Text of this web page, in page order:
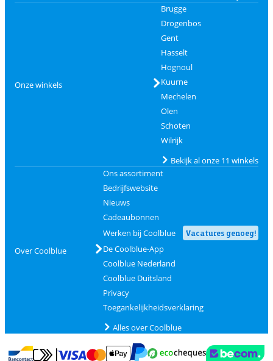
Onze winkels
Brugge
Drogenbos
Gent
Hasselt
Hognoul
Kuurne
Mechelen
Olen
Schoten
Wilrijk
Bekijk al onze 11 winkels
Over Coolblue
Ons assortiment
Bedrijfswebsite
Nieuws
Cadeaubonnen
Werken bij Coolblue
Vacatures genoeg!
De Coolblue-App
Coolblue Nederland
Coolblue Duitsland
Privacy
Toegankelijkheidsverklaring
Alles over Coolblue